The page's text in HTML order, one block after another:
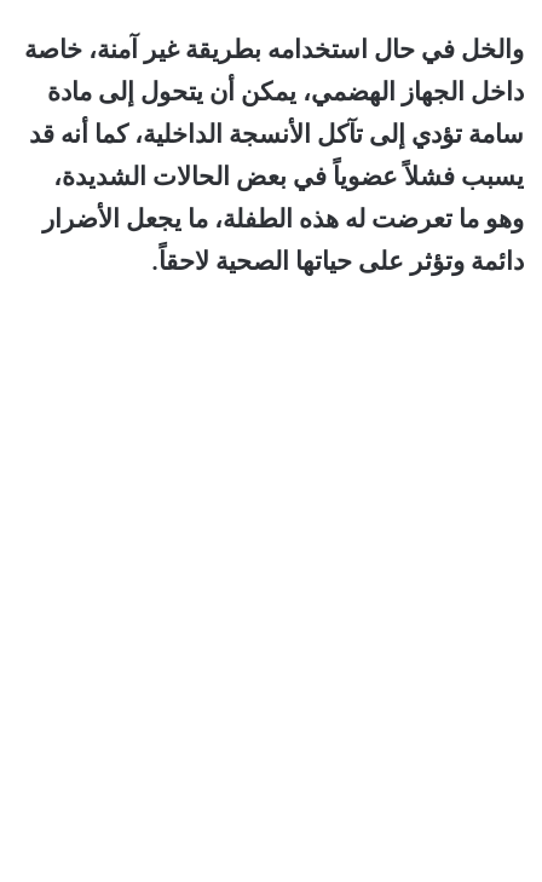
والخل في حال استخدامه بطريقة غير آمنة، خاصة
داخل الجهاز الهضمي، يمكن أن يتحول إلى مادة
سامة تؤدي إلى تآكل الأنسجة الداخلية، كما أنه قد
يسبب فشلاً عضوياً في بعض الحالات الشديدة،
وهو ما تعرضت له هذه الطفلة، ما يجعل الأضرار
دائمة وتؤثر على حياتها الصحية لاحقاً.